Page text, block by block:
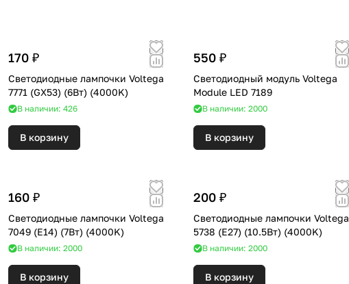
170 ₽
Светодиодные лампочки Voltega
7771 (GX53) (6Вт) (4000K)
В наличии: 426
В корзину
550 ₽
Светодиодный модуль Voltega
Module LED 7189
В наличии: 2000
В корзину
160 ₽
Светодиодные лампочки Voltega
7049 (E14) (7Вт) (4000K)
В наличии: 2000
В корзину
200 ₽
Светодиодные лампочки Voltega
5738 (E27) (10.5Вт) (4000K)
В наличии: 2000
В корзину